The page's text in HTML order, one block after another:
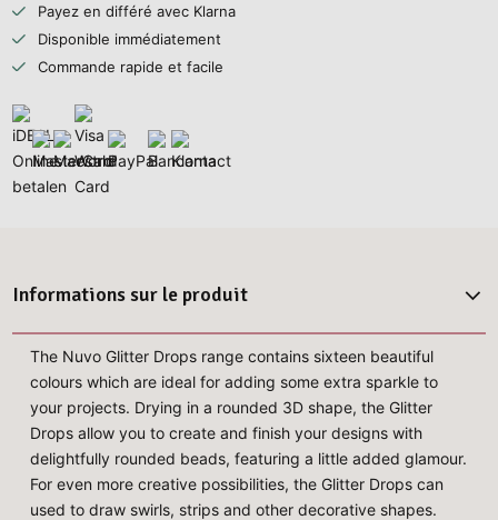
Payez en différé avec Klarna
Disponible immédiatement
Commande rapide et facile
Informations sur le produit
The Nuvo Glitter Drops range contains sixteen beautiful
colours which are ideal for adding some extra sparkle to
your projects. Drying in a rounded 3D shape, the Glitter
Drops allow you to create and finish your designs with
delightfully rounded beads, featuring a little added glamour.
For even more creative possibilities, the Glitter Drops can
used to draw swirls, strips and other decorative shapes.